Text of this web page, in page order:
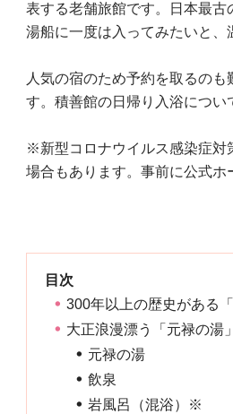
表する老舗旅館です。日本最
湯船に一度は入ってみたいと、
人気の宿のため予約を取るの
す。積善館の日帰り入浴につい
※新型コロナウイルス感染症対
場合もあります。事前に公式ホ
300年以上の歴史がある「
大正浪漫漂う「元禄の湯
元禄の湯
飲泉
岩風呂（混浴）※